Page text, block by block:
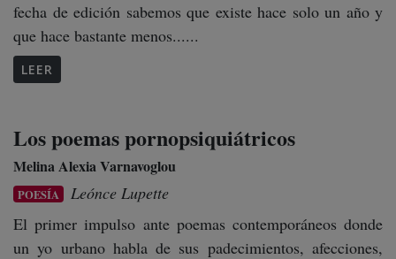
fecha de edición sabemos que existe hace solo un año y
que hace bastante menos......
LEER
Los poemas pornopsiquiátricos
Melina Alexia Varnavoglou
POESÍA
Leónce Lupette
El primer impulso ante poemas contemporáneos donde
un yo urbano habla de sus padecimientos, afecciones,